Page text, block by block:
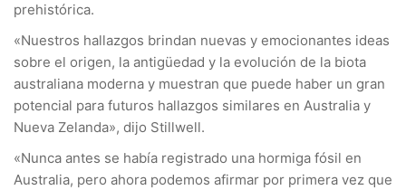
prehistórica.
«Nuestros hallazgos brindan nuevas y emocionantes ideas
sobre el origen, la antigüedad y la evolución de la biota
australiana moderna y muestran que puede haber un gran
potencial para futuros hallazgos similares en Australia y
Nueva Zelanda», dijo Stillwell.
«Nunca antes se había registrado una hormiga fósil en
Australia, pero ahora podemos afirmar por primera vez que